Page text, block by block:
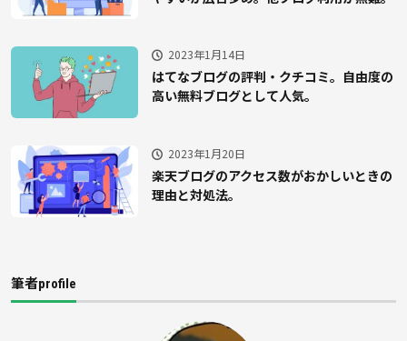
2023年1月14日
はてなブログの評判・クチコミ。自由度の
高い無料ブログとして人気。
2023年1月20日
楽天ブログのアクセス数がおかしいときの
理由と対処法。
筆者profile